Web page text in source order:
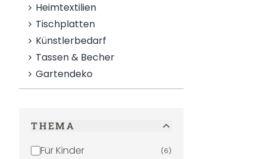
Heimtextilien
Tischplatten
Künstlerbedarf
Tassen & Becher
Gartendeko
THEMA
Für Kinder (6)